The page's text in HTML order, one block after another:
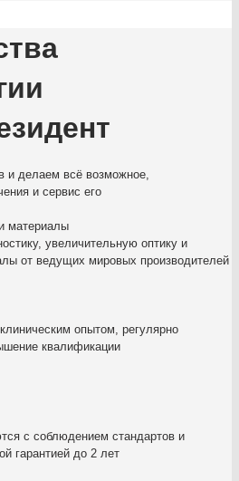
и делаем всё возможное,
и сервис его
материалы
увеличительную оптику и
от ведущих мировых производителей
опытом, регулярно
квалификации
с соблюдением стандартов и
гарантией до 2 лет